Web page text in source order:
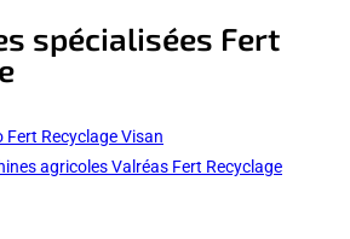
spécialisées Fert
Fert Recyclage Visan
agricoles Valréas Fert Recyclage